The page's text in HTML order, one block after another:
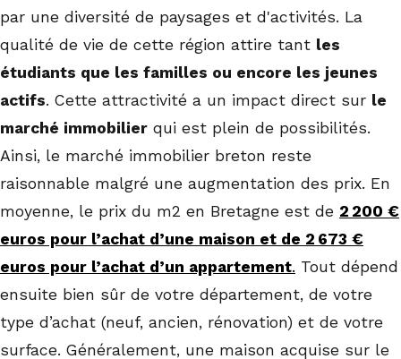
par une diversité de paysages et d'activités. La
qualité de vie de cette région attire tant les
étudiants que les familles ou encore les jeunes
actifs. Cette attractivité a un impact direct sur le
marché immobilier qui est plein de possibilités.
Ainsi, le marché immobilier breton reste
raisonnable malgré une augmentation des prix. En
moyenne, le prix du m2 en Bretagne est de 2 200 €
euros pour l’achat d’une maison et de 2 673 €
euros pour l’achat d’un appartement. Tout dépend
ensuite bien sûr de votre département, de votre
type d’achat (neuf, ancien, rénovation) et de votre
surface. Généralement, une maison acquise sur le